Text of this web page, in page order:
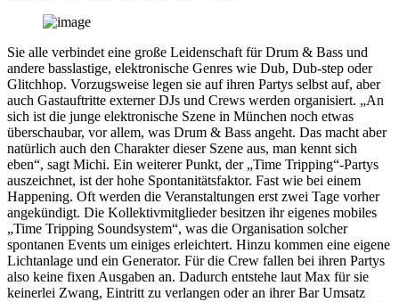
Sie alle verbindet eine große Leidenschaft für Drum & Bass und
andere basslastige, elektronische Genres wie Dub, Dub-step oder
Glitchhop. Vorzugsweise legen sie auf ihren Partys selbst auf, aber
auch Gastauftritte externer DJs und Crews werden organisiert. „An
sich ist die junge elektronische Szene in München noch etwas
überschaubar, vor allem, was Drum & Bass angeht. Das macht aber
natürlich auch den Charakter dieser Szene aus, man kennt sich
eben“, sagt Michi. Ein weiterer Punkt, der „Time Tripping“-Partys
auszeichnet, ist der hohe Spontanitätsfaktor. Fast wie bei einem
Happening. Oft werden die Veranstaltungen erst zwei Tage vorher
angekündigt. Die Kollektivmitglieder besitzen ihr eigenes mobiles
„Time Tripping Soundsystem“, was die Organisation solcher
spontanen Events um einiges erleichtert. Hinzu kommen eine eigene
Lichtanlage und ein Generator. Für die Crew fallen bei ihren Partys
also keine fixen Ausgaben an. Dadurch entstehe laut Max für sie
keinerlei Zwang, Eintritt zu verlangen oder an ihrer Bar Umsatz